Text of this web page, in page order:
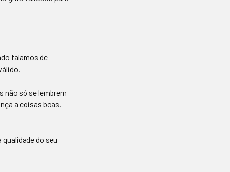
falamos de
não só se lembrem
a coisas boas.
do seu